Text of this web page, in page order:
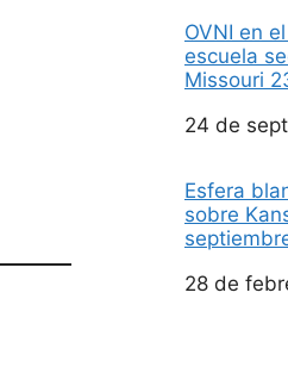
OVNI en
escuela
Missouri
Fecha
24 de
Esfera
sobre
Fecha
28 de